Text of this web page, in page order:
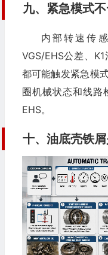
九、紧急模式
内部转速传
VGS/EHS公差、
都可能触发紧急模
圈机械状态和线路
EHS。
十、油底壳铁